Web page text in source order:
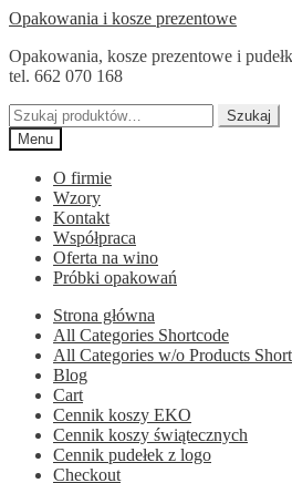
Przejdź
nawigacji
Przejdź
treści
Opakowania i kosze prezentowe
Opakowania, kosze prezentowe i
tel. 662 070 168
Szukaj:
Szukaj
Menu
O firmie
Wzory
Kontakt
Współpraca
Oferta na wino
Próbki opakowań
Strona główna
All Categories Shortcode
All Categories w/o Products
Blog
Cart
Cennik koszy EKO
Cennik koszy świątecznych
Cennik pudełek z logo
Checkout